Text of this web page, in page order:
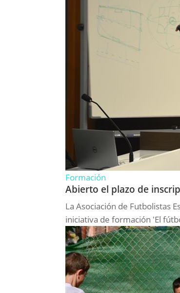
Formación
Abierto el plazo de
La Asociación de Futbolistas
iniciativa de formación 'El